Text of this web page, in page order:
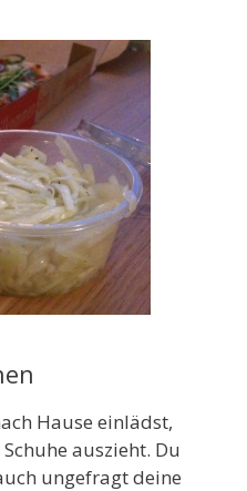
Hause einlädst,
auszieht. Du
ungefragt deine